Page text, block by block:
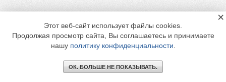
Этот веб-сайт использует файлы cookies.
Продолжая просмотр сайта, Вы соглашаетесь и принимаете
нашу политику конфиденциальности
ОК. БОЛЬШЕ НЕ ПОКАЗЫВАТЬ.
×